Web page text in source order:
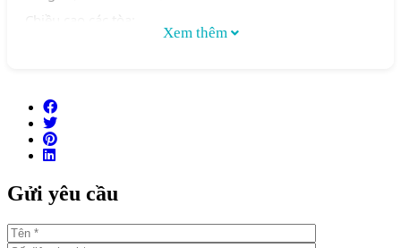
Chiều cao các tòa:
Tổng số căn hộ: 472 căn
Số căn hộ/ sàn: 7-8 căn/sàn
Số tầng hầm: 2 tầng
Tổng số hồ bơi: Có 2 hồ bơi
Số chỗ đậu xe hơi: Tỷ lệ 1:1
Tiêu chuẩn bàn giao: Bàn giao hoàn thiện liên tường, nội
Xem thêm
Gửi yêu cầu